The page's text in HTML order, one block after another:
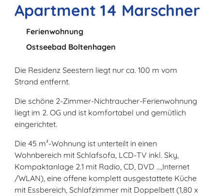
Apartment 14 Marschner
Ferienwohnung
Ostseebad Boltenhagen
Die Residenz Seestern liegt nur ca. 100 m vom
Strand entfernt.
Die schöne 2-Zimmer-Nichtraucher-Ferienwohnung
liegt im 2. OG und ist komfortabel und gemütlich
eingerichtet.
Die 45 m²-Wohnung ist unterteilt in einen
Wohnbereich mit Schlafsofa, LCD-TV inkl. Sky,
Kompaktanlage 2.1 mit Radio, CD, DVD ...,Internet
/WLAN), eine offene komplett ausgestattete Küche
mit Essbereich, Schlafzimmer mit Doppelbett (1,80 x